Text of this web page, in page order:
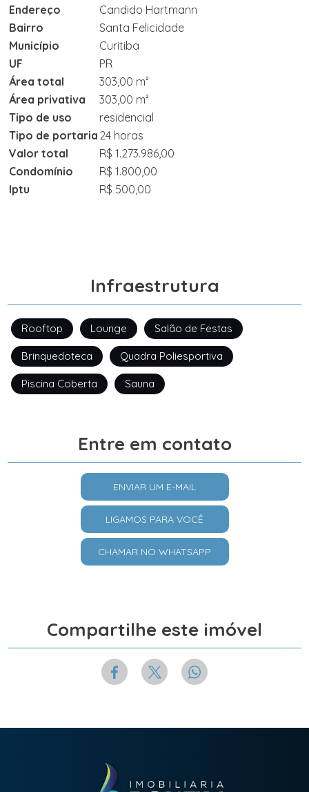
Endereço
Candido Hartmann
Bairro
Santa Felicidade
Município
Curitiba
UF
PR
Área total
303,00 m²
Área privativa
303,00 m²
Tipo de uso
residencial
Tipo de portaria 24 horas
Valor total
R$ 1.273.986,00
Condomínio
R$ 1.800,00
Iptu
R$ 500,00
Infraestrutura
Rooftop Lounge Salão de Festas
Brinquedoteca Quadra Poliesportiva
Piscina Coberta Sauna
Entre em contato
ENVIAR UM E-MAIL
LIGAMOS PARA VOCÊ
CHAMAR NO WHATSAPP
Compartilhe este imóvel